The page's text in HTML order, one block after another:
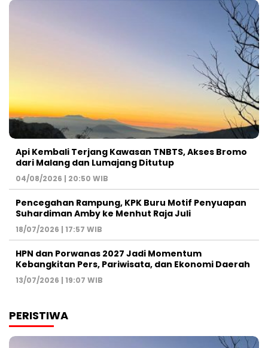
Api Kembali Terjang Kawasan TNBTS, Akses Bromo
dari Malang dan Lumajang Ditutup
04/08/2026 | 20:50 WIB
Pencegahan Rampung, KPK Buru Motif Penyuapan
Suhardiman Amby ke Menhut Raja Juli
18/07/2026 | 17:57 WIB
HPN dan Porwanas 2027 Jadi Momentum
Kebangkitan Pers, Pariwisata, dan Ekonomi Daerah
13/07/2026 | 19:07 WIB
PERISTIWA